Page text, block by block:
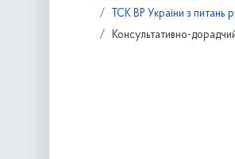
ТСК ВР України з питань
Консультативно-дорадчий